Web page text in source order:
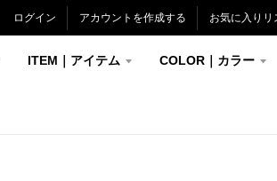
ログイン アカウントを作成する お気に入りリ
ITEM｜アイテム COLOR｜カラー